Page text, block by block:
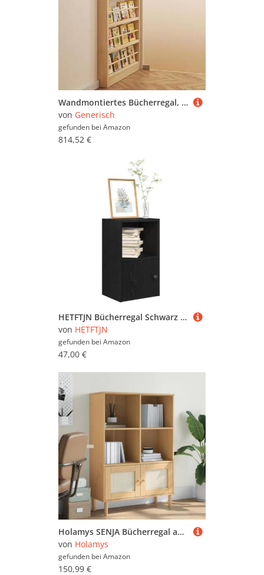
Wandmontiertes Bücherregal, schmal, 10 cm, platzsparendes Bücherregal, Tür hinter der Aufbewahrung, ideal für Schlafzimmer und Wohnzimmer, Präsentationsregale für Bücher und Dekoration
von Generisch
gefunden bei Amazon
814,52 €
HETFTJN Bücherregal Schwarz Eichenoptik Holzwerkstoff 31x24x52 cm Schmales Regal mit Tür Flexibler Einbau für Wohnzimmer Büro und Flur
von HETFTJN
gefunden bei Amazon
47,00 €
Holamys SENJA Bücherregal aus massivem Kiefernholz, Braun, Rattan-Look Türen, 90x35x130 cm, vielseitiger Stauraum für Bücher & Deko, UV-Lackierung für luxuriöse Oberfläche
von Holamys
gefunden bei Amazon
150,99 €